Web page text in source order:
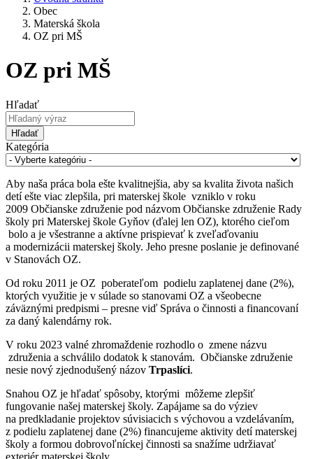
Obec
Materská škola
OZ pri MŠ
OZ pri MŠ
Hľadať
Hľadať
Kategória
Aby naša práca bola ešte kvalitnejšia, aby sa kvalita života našich
detí ešte viac zlepšila, pri materskej škole vzniklo v roku
2009 Občianske združenie pod názvom Občianske združenie Rady
školy pri Materskej škole Gyňov (ďalej len OZ), ktorého cieľom
bolo a je všestranne a aktívne prispievať k zveľaďovaniu
a modernizácii materskej školy. Jeho presne poslanie je definované
v Stanovách OZ.
Od roku 2011 je OZ poberateľom podielu zaplatenej dane (2%),
ktorých využitie je v súlade so stanovami OZ a všeobecne
záväznými predpismi – presne viď Správa o činnosti a financovaní
za daný kalendárny rok.
V roku 2023 valné zhromaždenie rozhodlo o zmene názvu
združenia a schválilo dodatok k stanovám. Občianske združenie
nesie nový zjednodušený názov Trpaslíci.
Snahou OZ je hľadať spôsoby, ktorými môžeme zlepšiť
fungovanie našej materskej školy. Zapájame sa do výziev
na predkladanie projektov súvisiacich s výchovou a vzdelávaním,
z podielu zaplatenej dane (2%) financujeme aktivity detí materskej
školy a formou dobrovoľníckej činnosti sa snažíme udržiavať
exteriér materskej školy.